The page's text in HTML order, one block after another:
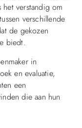
het verstandig om
verschillende
de gekozen
biedt.
in
en evaluatie,
een
die aan hun